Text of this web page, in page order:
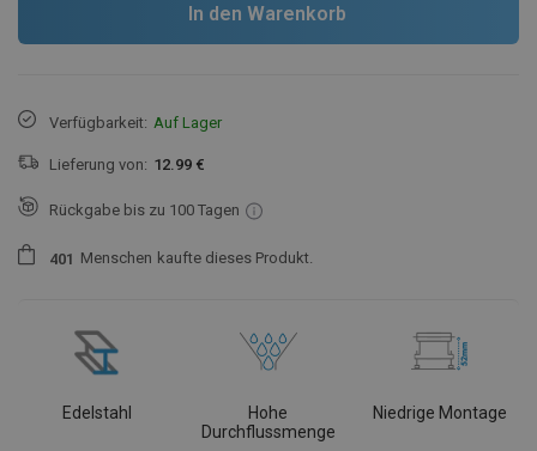
In den Warenkorb
Verfügbarkeit: Auf Lager
Lieferung von: 12.99 €
Rückgabe bis zu 100 Tagen
401 Menschen kaufte dieses Produkt.
Edelstahl
Hohe
Durchflussmenge
Niedrige Montage